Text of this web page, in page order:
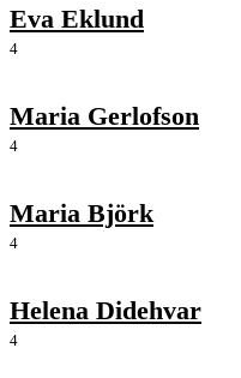
Eva Eklund
4
Maria Gerlofson
4
Maria Björk
4
Helena Didehvar
4